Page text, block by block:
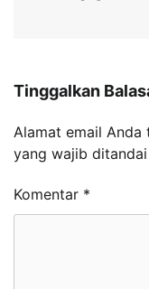
Tinggalkan
Alamat email
yang wajib ditandai
Komentar *